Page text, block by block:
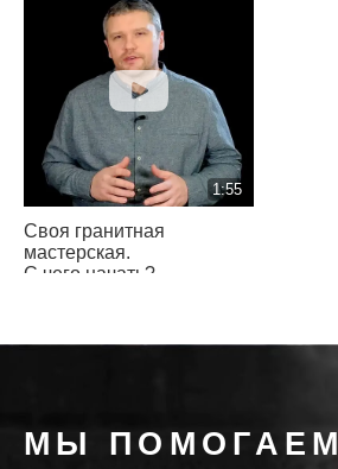
1:55
Своя гранитная
мастерская.
С чего начать?
МЫ ПОМОГАЕМ